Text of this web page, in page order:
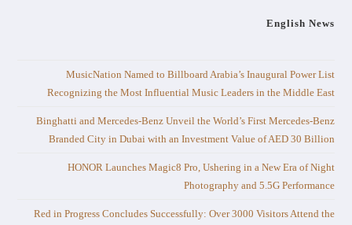
English News
MusicNation Named to Billboard Arabia’s Inaugural Power List
Recognizing the Most Influential Music Leaders in the Middle East
Binghatti and Mercedes-Benz Unveil the World’s First Mercedes-Benz
Branded City in Dubai with an Investment Value of AED 30 Billion
HONOR Launches Magic8 Pro, Ushering in a New Era of Night
Photography and 5.5G Performance
Red in Progress Concludes Successfully: Over 3000 Visitors Attend the